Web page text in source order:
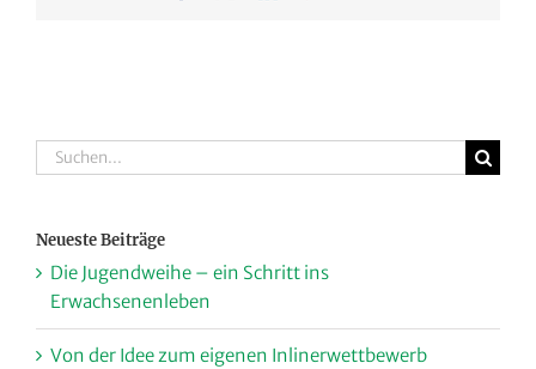
Suche
nach:
Neueste Beiträge
Die Jugendweihe – ein Schritt ins
Erwachsenenleben
Von der Idee zum eigenen Inlinerwettbewerb